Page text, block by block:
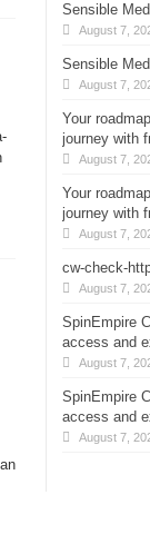
Sensible
August 7,
Sensible
August 7,
Your
journey with
August 7,
Your
journey with
August 7,
cw-check-
August 7,
SpinEmpire
access and
August 7,
SpinEmpire
access and
August 7,